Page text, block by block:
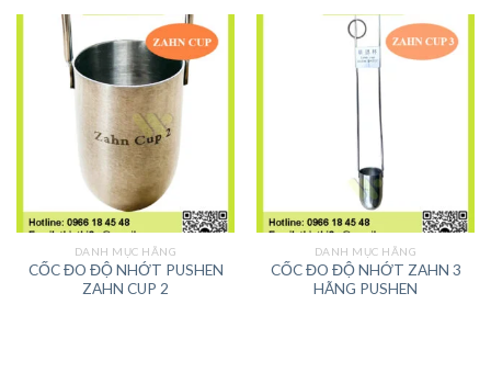
DANH MỤC HÃNG
CỐC ĐO ĐỘ NHỚT PUSHEN
ZAHN CUP 2
DANH MỤC HÃNG
CỐC ĐO ĐỘ NHỚT ZAHN 3
HÃNG PUSHEN